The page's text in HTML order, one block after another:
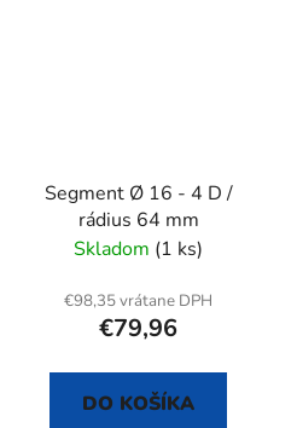
Segment Ø 16 - 4 D /
rádius 64 mm
Skladom (1 ks)
€98,35 vrátane DPH
€79,96
DO KOŠÍKA